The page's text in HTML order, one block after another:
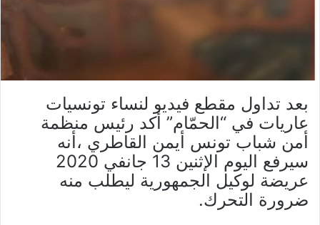
بعد تداول مقطع فيديو لنساء تونسيات
عاريات في “الحمّام” أكد رئيس منظمة
أمن شباب تونس أيمن القاطري ،أنه
سيرفع اليوم الإثنين 13 جانفي 2020
عريضة لوكيل الجمهورية ليطلب منه
ضرورة التحرك.